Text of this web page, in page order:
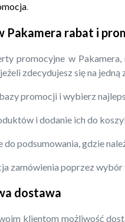
.
Pakamera rabat i
promocyjne w
zdecydujesz się na
promocji i wybierz
i dodanie ich do
podsumowania, gdzie
zamówienia poprzez wybór
dostawa
klientom możliwość